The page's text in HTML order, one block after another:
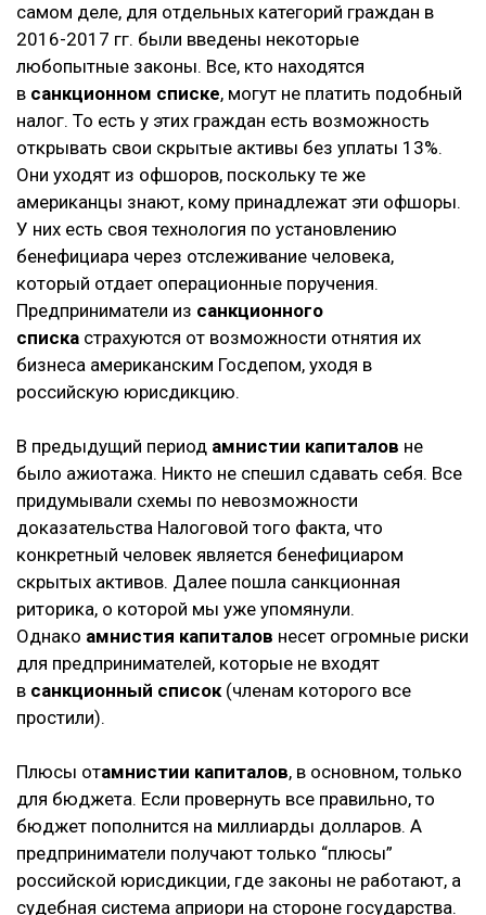
самом деле, для отдельных категорий граждан в
2016-2017 гг. были введены некоторые
любопытные законы. Все, кто находятся
в санкционном списке, могут не платить подобный
налог. То есть у этих граждан есть возможность
открывать свои скрытые активы без уплаты 13%.
Они уходят из офшоров, поскольку те же
американцы знают, кому принадлежат эти офшоры.
У них есть своя технология по установлению
бенефициара через отслеживание человека,
который отдает операционные поручения.
Предприниматели из санкционного
списка страхуются от возможности отнятия их
бизнеса американским Госдепом, уходя в
российскую юрисдикцию.
В предыдущий период амнистии капиталов не
было ажиотажа. Никто не спешил сдавать себя. Все
придумывали схемы по невозможности
доказательства Налоговой того факта, что
конкретный человек является бенефициаром
скрытых активов. Далее пошла санкционная
риторика, о которой мы уже упомянули.
Однако амнистия капиталов несет огромные риски
для предпринимателей, которые не входят
в санкционный список(членам которого все
простили).
Плюсы отамнистии капиталов, в основном, только
для бюджета. Если провернуть все правильно, то
бюджет пополнится на миллиарды долларов. А
предприниматели получают только “плюсы”
российской юрисдикции, где законы не работают, а
судебная система априори на стороне государства.